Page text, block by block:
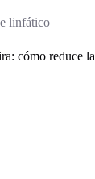
linfático
cómo reduce la